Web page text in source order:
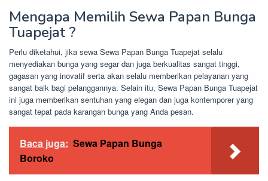
Mengapa Memilih Sewa Papan Bunga
Tuapejat ?
Perlu diketahui, jika sewa Sewa Papan Bunga Tuapejat selalu
menyediakan bunga yang segar dan juga berkualitas sangat tinggi,
gagasan yang inovatif serta akan selalu memberikan pelayanan yang
sangat baik bagi pelanggannya. Selain itu, Sewa Papan Bunga Tuapejat
ini juga memberikan sentuhan yang elegan dan juga kontemporer yang
sangat tepat pada karangan bunga yang Anda pesan.
Baca juga: Sewa Papan Bunga
Boroko